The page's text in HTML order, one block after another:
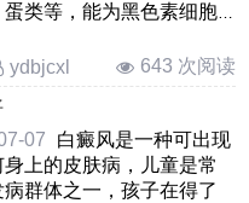
蛋类等，能为黑色素细胞
ydbjcxl 643 次阅读
07
白癜风是一种可出现
上的皮肤病，儿童是常
病群体之一，孩子在得了